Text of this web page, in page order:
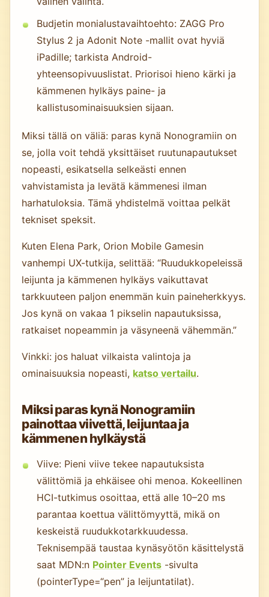
Budjetin monialustavaihtoehto: ZAGG Pro
Stylus 2 ja Adonit Note -mallit ovat hyviä
iPadille; tarkista Android-
yhteensopivuuslistat. Priorisoi hieno kärki ja
kämmenen hylkäys paine- ja
kallistusominaisuuksien sijaan.
Miksi tällä on väliä: paras kynä Nonogramiin on
se, jolla voit tehdä yksittäiset ruutunapautukset
nopeasti, esikatsella selkeästi ennen
vahvistamista ja levätä kämmenesi ilman
harhatuloksia. Tämä yhdistelmä voittaa pelkät
tekniset speksit.
Kuten Elena Park, Orion Mobile Gamesin
vanhempi UX-tutkija, selittää: “Ruudukkopeleissä
leijunta ja kämmenen hylkäys vaikuttavat
tarkkuuteen paljon enemmän kuin paineherkkyys.
Jos kynä on vakaa 1 pikselin napautuksissa,
ratkaiset nopeammin ja väsyneenä vähemmän.”
Vinkki: jos haluat vilkaista valintoja ja
ominaisuuksia nopeasti, katso vertailu.
Miksi paras kynä Nonogramiin
painottaa viivettä, leijuntaa ja
kämmenen hylkäystä
Viive: Pieni viive tekee napautuksista
välittömiä ja ehkäisee ohi menoa. Kokeellinen
HCI-tutkimus osoittaa, että alle 10–20 ms
parantaa koettua välittömyyttä, mikä on
keskeistä ruudukkotarkkuudessa.
Teknisempää taustaa kynäsyötön käsittelystä
saat MDN:n Pointer Events-sivulta
(pointerType=“pen” ja leijuntatilat).